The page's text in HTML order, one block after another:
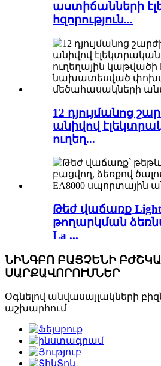
աստիճանների
հզորություն...
12 դյույմանոց
անիվով
ուղեղ...
Թեժ վաճառք
թողարկման
La ...
ՆԻՆԳԲՈ ԲԱՅՉԵՆԻ
ՍԱՐՔԱՎՈՐՈՒՄՆԵՐ
Օգնելով անվասայլակների
աշխարհում